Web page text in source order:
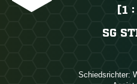
[1
SG
Schiedsrichter: